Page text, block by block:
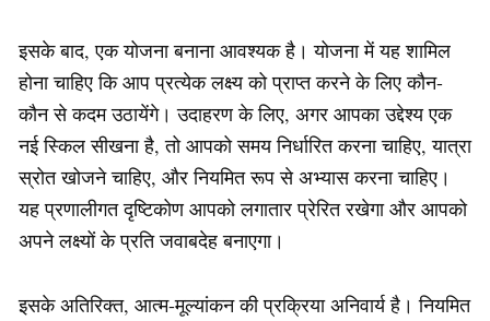
इसके बाद, एक योजना बनाना आवश्यक है। योजना में यह शामिल
होना चाहिए कि आप प्रत्येक लक्ष्य को प्राप्त करने के लिए कौन-
कौन से कदम उठायेंगे। उदाहरण के लिए, अगर आपका उद्देश्य एक
नई स्किल सीखना है, तो आपको समय निर्धारित करना चाहिए, यात्रा
स्रोत खोजने चाहिए, और नियमित रूप से अभ्यास करना चाहिए।
यह प्रणालीगत दृष्टिकोण आपको लगातार प्रेरित रखेगा और आपको
अपने लक्ष्यों के प्रति जवाबदेह बनाएगा।
इसके अतिरिक्त, आत्म-मूल्यांकन की प्रक्रिया अनिवार्य है। नियमित